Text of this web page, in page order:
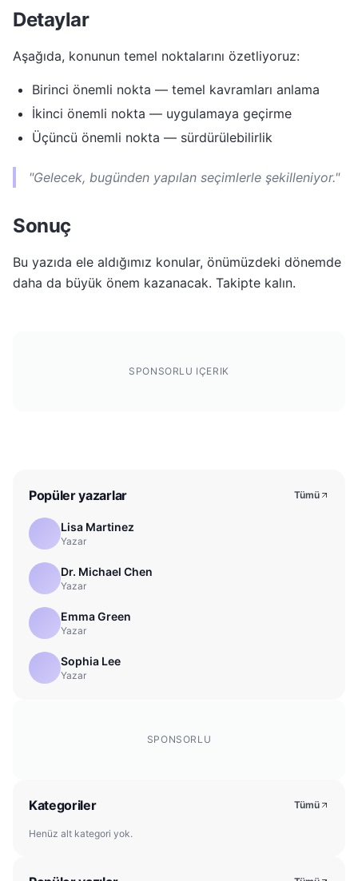
Detaylar
Aşağıda, konunun temel noktalarını özetliyoruz:
Birinci önemli nokta — temel kavramları anlama
İkinci önemli nokta — uygulamaya geçirme
Üçüncü önemli nokta — sürdürülebilirlik
"Gelecek, bugünden yapılan seçimlerle şekilleniyor."
Sonuç
Bu yazıda ele aldığımız konular, önümüzdeki dönemde
daha da büyük önem kazanacak. Takipte kalın.
SPONSORLU IÇERIK
Popüler yazarlar Tümü
Lisa Martinez
Yazar
Dr. Michael Chen
Yazar
Emma Green
Yazar
Sophia Lee
Yazar
SPONSORLU
Kategoriler Tümü
Henüz alt kategori yok.